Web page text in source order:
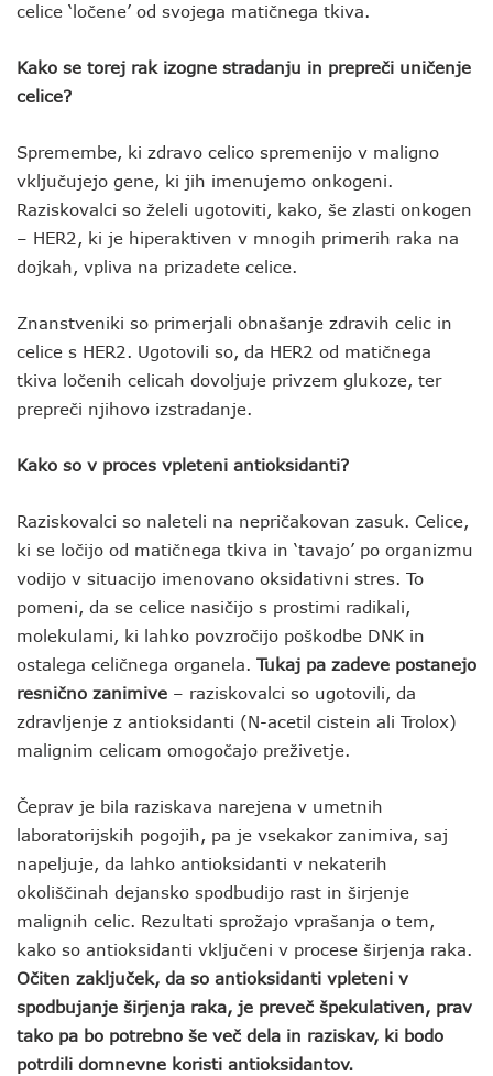
celice ‘ločene’ od svojega matičnega tkiva.
Kako se torej rak izogne stradanju in prepreči uničenje
celice?
Spremembe, ki zdravo celico spremenijo v maligno
vključujejo gene, ki jih imenujemo onkogeni.
Raziskovalci so želeli ugotoviti, kako, še zlasti onkogen
– HER2, ki je hiperaktiven v mnogih primerih raka na
dojkah, vpliva na prizadete celice.
Znanstveniki so primerjali obnašanje zdravih celic in
celice s HER2. Ugotovili so, da HER2 od matičnega
tkiva ločenih celicah dovoljuje privzem glukoze, ter
prepreči njihovo izstradanje.
Kako so v proces vpleteni antioksidanti?
Raziskovalci so naleteli na nepričakovan zasuk. Celice,
ki se ločijo od matičnega tkiva in ‘tavajo’ po organizmu
vodijo v situacijo imenovano oksidativni stres. To
pomeni, da se celice nasičijo s prostimi radikali,
molekulami, ki lahko povzročijo poškodbe DNK in
ostalega celičnega organela. Tukaj pa zadeve postanejo
resnično zanimive – raziskovalci so ugotovili, da
zdravljenje z antioksidanti (N-acetil cistein ali Trolox)
malignim celicam omogočajo preživetje.
Čeprav je bila raziskava narejena v umetnih
laboratorijskih pogojih, pa je vsekakor zanimiva, saj
napeljuje, da lahko antioksidanti v nekaterih
okoliščinah dejansko spodbudijo rast in širjenje
malignih celic. Rezultati sprožajo vprašanja o tem,
kako so antioksidanti vključeni v procese širjenja raka.
Očiten zaključek, da so antioksidanti vpleteni v
spodbujanje širjenja raka, je preveč špekulativen, prav
tako pa bo potrebno še več dela in raziskav, ki bodo
potrdili domnevne koristi antioksidantov.